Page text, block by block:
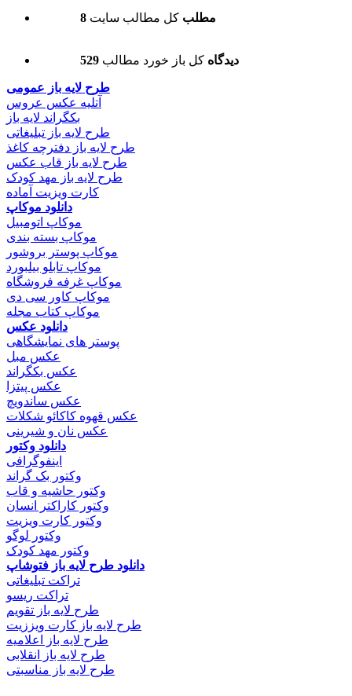
8 مطلب کل مطالب سایت
529 دیدگاه کل باز خورد مطالب
طرح لایه باز عمومی
آتلیه عکس عروس
بکگراند لایه باز
طرح لایه باز تبلیغاتی
طرح لایه باز دفترچه کاغذ
طرح لایه باز قاب عکس
طرح لایه باز مهد کودک
کارت ویزیت آماده
دانلود موکاپ
موکاپ اتومبیل
موکاپ بسته بندی
موکاپ پوستر بروشور
موکاپ تابلو بیلبورد
موکاپ غرفه فروشگاه
موکاپ کاور سی دی
موکاپ کتاب مجله
دانلود عکس
پوستر های نمایشگاهی
عکس مبل
عکس بکگراند
عکس پیتزا
عکس ساندویچ
عکس قهوه کاکائو شکلات
عکس نان و شیرینی
دانلود وکتور
اینفوگرافی
وکتور بک گراند
وکتور حاشیه و قاب
وکتور کاراکتر انسان
وکتور کارت ویزیت
وکتور لوگو
وکتور مهد کودک
دانلود طرح لایه باز فتوشاپ
تراکت تبلیغاتی
تراکت ریسو
طرح لایه باز تقویم
طرح لایه باز کارت ویززیت
طرح لایه باز اعلامیه
طرح لایه باز انقلابی
طرح لایه باز مناسبتی